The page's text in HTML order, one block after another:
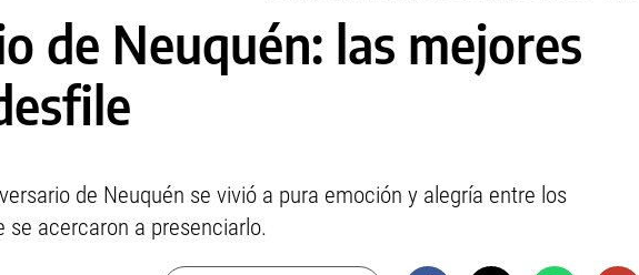
de Neuquén: las mejores
de Neuquén se vivió a pura emoción y alegría entre los
se acercaron a presenciarlo.